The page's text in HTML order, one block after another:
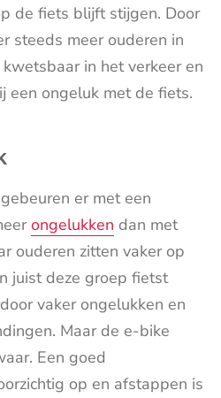
de fiets blijft stijgen. Door
steeds meer ouderen in
in het verkeer en
een ongeluk met de fiets.
er met een
ongelukken dan met
ouderen zitten vaker op
juist deze groep fietst
vaker ongelukken en
Maar de e-bike
Een goed
op en afstappen is